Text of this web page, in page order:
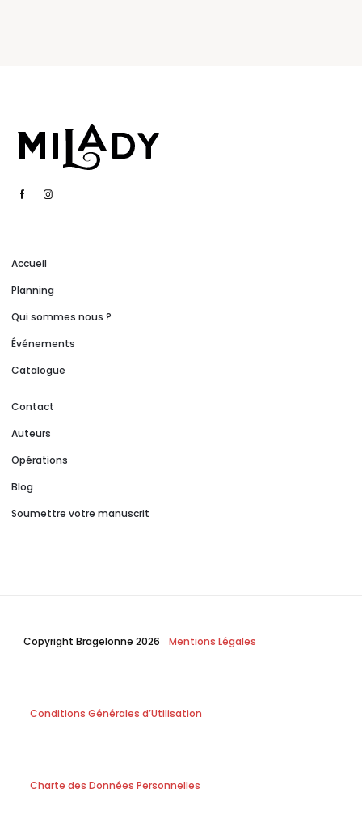
Accueil
Planning
Qui sommes nous ?
Événements
Catalogue
Contact
Auteurs
Opérations
Blog
Soumettre votre manuscrit
Copyright Bragelonne 2026 Mentions Légales
Conditions Générales d’Utilisation
Charte des Données Personnelles